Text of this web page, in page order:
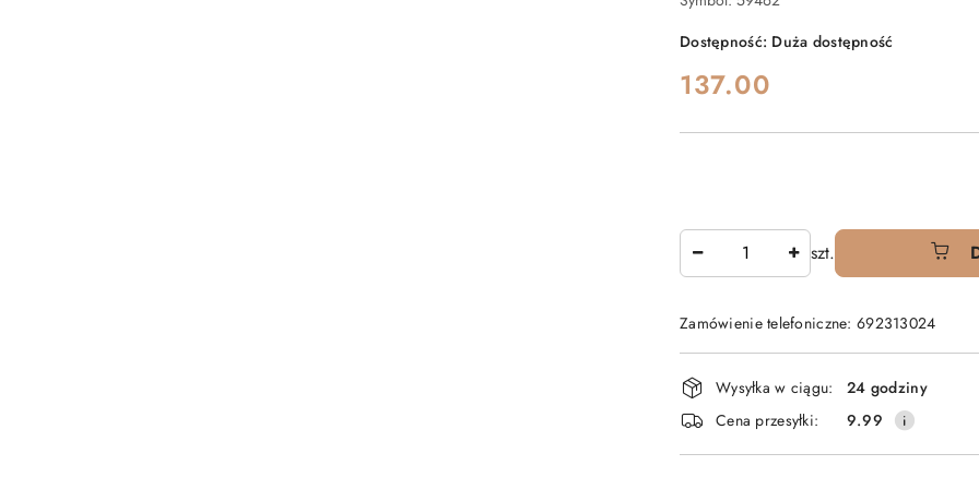
Dostępność: Duża dostępność
cena:
137.00
szt.
Zamówienie telefoniczne: 692313024
Dostępność
i
dostawa
Wysyłka w ciągu:
24 godziny
Cena przesyłki:
9.99